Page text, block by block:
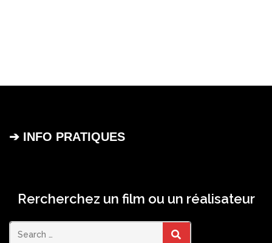
➔ INFO PRATIQUES
Rercherchez un film ou un réalisateur